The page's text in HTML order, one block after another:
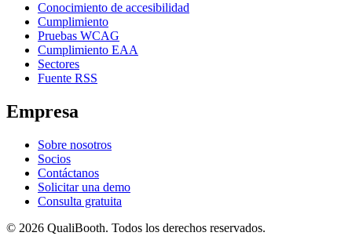
Conocimiento de accesibilidad
Cumplimiento
Pruebas WCAG
Cumplimiento EAA
Sectores
Fuente RSS
Empresa
Sobre nosotros
Socios
Contáctanos
Solicitar una demo
Consulta gratuita
© 2026 QualiBooth. Todos los derechos reservados.